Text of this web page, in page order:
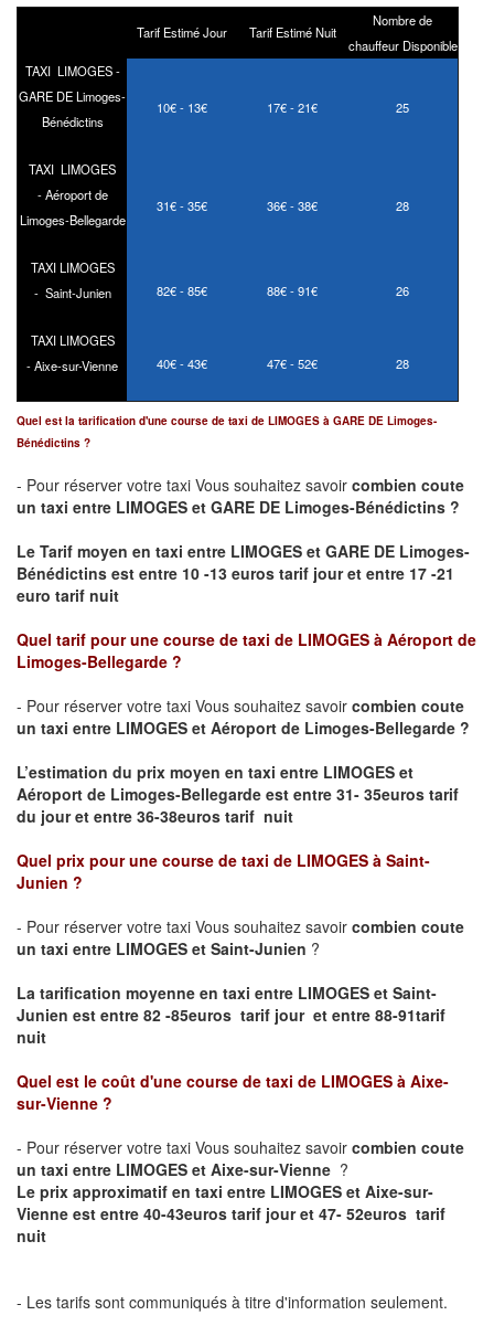
Tarif Estimé Jour Tarif Estimé Nuit
Nombre de
chauffeur Disponible
TAXI LIMOGES -
GARE DELimoges-
Bénédictins
10€ - 13€ 17€ - 21€ 25
TAXI LIMOGES
-Aéroport de
Limoges-Bellegarde
31€ - 35€ 36€ - 38€ 28
TAXI LIMOGES
- Saint-Junien
82€ - 85€ 88€ - 91€ 26
TAXI LIMOGES
- Aixe-sur-Vienne
40€ - 43€ 47€ - 52€ 28
Quel est la tarification d'une course de taxi de LIMOGES à GARE DE Limoges-
Bénédictins ?
- Pour réserver votre taxi Vous souhaitez savoir combien coute
un taxi entre LIMOGES et GARE DE Limoges-Bénédictins ?
Le Tarif moyen en taxi entre LIMOGES et GARE DE Limoges-
Bénédictins est entre 10 -13 euros tarif jour et entre 17 -21
euro tarif nuit
Quel tarif pour une course de taxi de LIMOGES à Aéroport de
Limoges-Bellegarde ?
- Pour réserver votre taxi Vous souhaitez savoir combien coute
un taxi entre LIMOGES et Aéroport de Limoges-Bellegarde ?
L’estimation du prix moyen en taxi entre LIMOGES et
Aéroport de Limoges-Bellegarde est entre 31- 35euros tarif
du jour et entre 36-38euros tarif nuit
Quel prix pour une course de taxi de LIMOGES à Saint-
Junien ?
- Pour réserver votre taxi Vous souhaitez savoir combien coute
un taxi entre LIMOGES et Saint-Junien ?
La tarification moyenne en taxi entre LIMOGES et Saint-
Junien est entre 82 -85euros tarif jour et entre 88-91tarif
nuit
Quel est le coût d'une course de taxi de LIMOGES à Aixe-
sur-Vienne ?
- Pour réserver votre taxi Vous souhaitez savoir combien coute
un taxi entre LIMOGES et Aixe-sur-Vienne ?
Le prix approximatif en taxi entre LIMOGES et Aixe-sur-
Vienne est entre 40-43euros tarif jour et 47- 52euros tarif
nuit
- Les tarifs sont communiqués à titre d'information seulement.